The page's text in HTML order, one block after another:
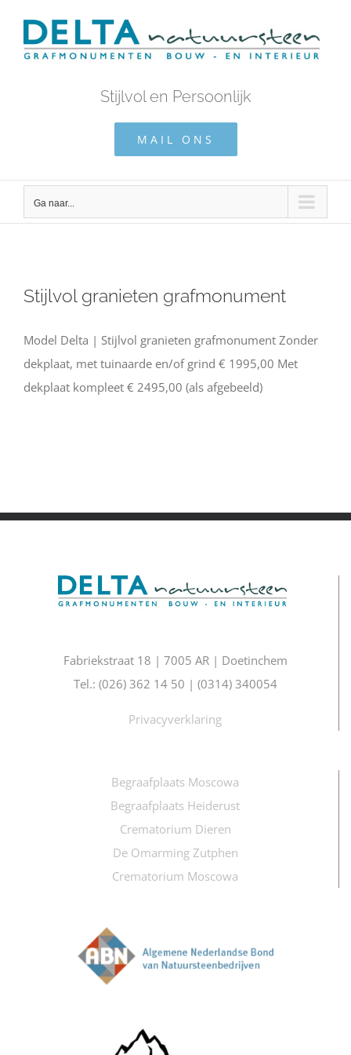
inhoud
Stijlvol en Persoonlijk
MAIL ONS
Ga naar...
Stijlvol granieten grafmonument
Model Delta | Stijlvol granieten grafmonument Zonder
dekplaat, met tuinaarde en/of grind € 1995,00 Met
dekplaat kompleet € 2495,00 (als afgebeeld)
Fabriekstraat 18 | 7005 AR | Doetinchem
Tel.: (026) 362 14 50 | (0314) 340054
Privacyverklaring
Begraafplaats Moscowa
Begraafplaats Heiderust
Crematorium Dieren
De Omarming Zutphen
Crematorium Moscowa